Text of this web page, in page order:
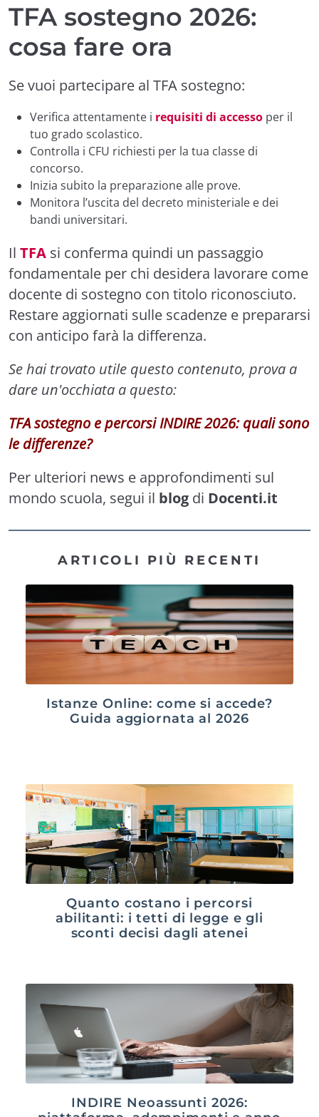
TFA sostegno 2026:
cosa fare ora
Se vuoi partecipare al TFA sostegno:
Verifica attentamente i requisiti di accesso per il
tuo grado scolastico.
Controlla i CFU richiesti per la tua classe di
concorso.
Inizia subito la preparazione alle prove.
Monitora l’uscita del decreto ministeriale e dei
bandi universitari.
Il TFA si conferma quindi un passaggio
fondamentale per chi desidera lavorare come
docente di sostegno con titolo riconosciuto.
Restare aggiornati sulle scadenze e prepararsi
con anticipo farà la differenza.
Se hai trovato utile questo contenuto, prova a
dare un'occhiata a questo:
TFA sostegno e percorsi INDIRE 2026: quali sono
le differenze?
Per ulteriori news e approfondimenti sul
mondo scuola, segui il blog di Docenti.it
ARTICOLI PIÙ RECENTI
Istanze Online: come si accede?
Guida aggiornata al 2026
Quanto costano i percorsi
abilitanti: i tetti di legge e gli
sconti decisi dagli atenei
INDIRE Neoassunti 2026: